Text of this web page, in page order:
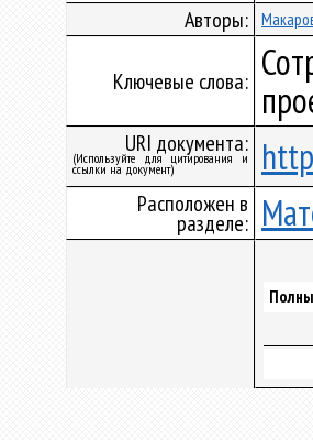
Авторы:
Ключевые слова:
URI документа:
(Используйте для цитирования и
ссылки на документ)
Расположен в
разделе: